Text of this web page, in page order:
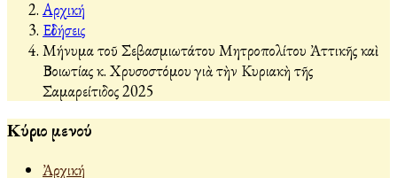
Αρχική
Εἰδήσεις
Μήνυμα τοῦ Σεβασμιωτάτου Μητροπολίτου Ἀττικῆς καὶ
Βοιωτίας κ. Χρυσοστόμου γιὰ τὴν Κυριακὴ τῆς
Σαμαρείτιδος 2025
Κύριο μενού
Ἀρχική